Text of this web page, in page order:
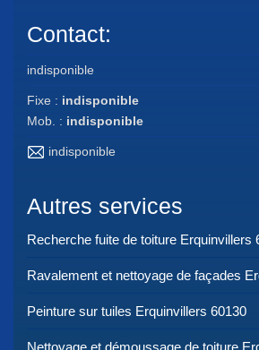
Contact:
indisponible
Fixe : indisponible
Mob. : indisponible
indisponible
Autres services
Recherche fuite de toiture Erquinvillers
Ravalement et nettoyage de façades
Peinture sur tuiles Erquinvillers 60130
Nettoyage et démoussage de toiture